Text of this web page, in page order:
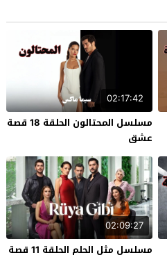
02:17:42
مسلسل المحتالون الحلقة 18 قصة
عشق
02:09:27
مسلسل مثل الحلم الحلقة 11 قصة